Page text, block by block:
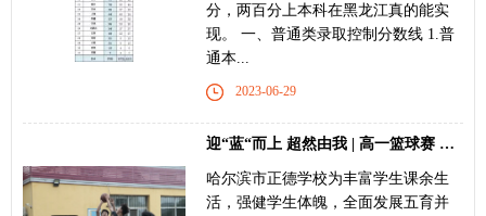
分，两百分上本科在黑龙江真的能实
现。 一、普通类录取控制分数线 1.普
通本...
2023-06-29
迎“蓝“而上 超然由我 | 高一篮球赛 聚力启航
哈尔滨市正德学校为丰富学生课余生
活，强健学生体魄，全面发展五育并